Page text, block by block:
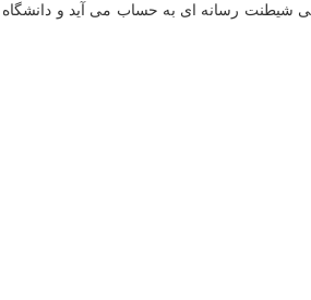
شیطنت رسانه ای به حساب می آید و